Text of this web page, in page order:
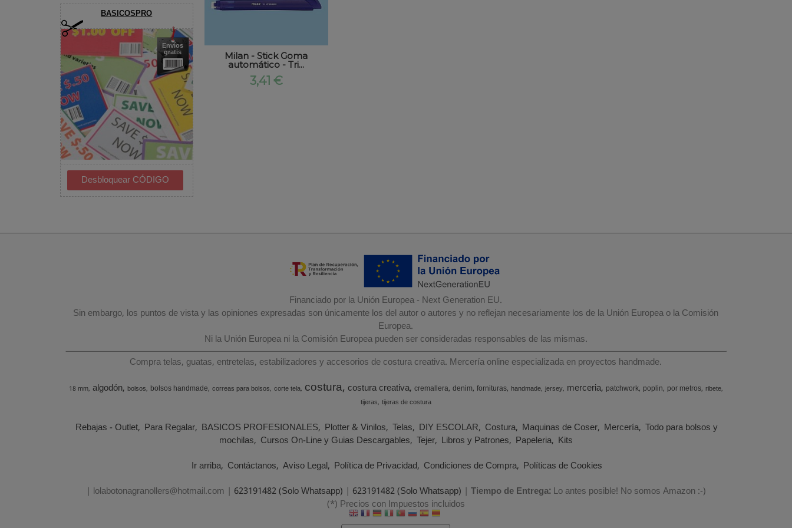
BASICOSPRO
Envíos
gratis
Milan - Stick Goma
automático - Tri...
3,41 €
Financiado por la Unión Europea - Next Generation EU.
Sin embargo, los puntos de vista y las opiniones expresadas son únicamente los del autor o autores y no reflejan necesariamente los de la Unión Europea o la Comisión
Europea.
Ni la Unión Europea ni la Comisión Europea pueden ser consideradas responsables de las mismas.
Compra telas, guatas, entretelas, estabilizadores y accesorios de costura creativa. Mercería online especializada en proyectos handmade.
18 mm algodón bolsos bolsos handmade correas para bolsos corte tela costura costura creativa cremallera denim fornituras handmade jersey merceria patchwork poplin por metros ribete
tijeras tijeras de costura
Rebajas - Outlet Para Regalar BASICOS PROFESIONALES Plotter & Vinilos Telas DIY ESCOLAR Costura Maquinas de Coser Mercería Todo para bolsos y
mochilas Cursos On-Line y Guias Descargables Tejer Libros y Patrones Papeleria Kits
Ir arriba Contáctanos Aviso Legal Política de Privacidad Condiciones de Compra Políticas de Cookies
| lolabotonagranollers@hotmail.com | 623191482 (Solo Whatsapp) | 623191482 (Solo Whatsapp) | Tiempo de Entrega:Lo antes posible! No somos Amazon :-)
(*) Precios con Impuestos incluidos